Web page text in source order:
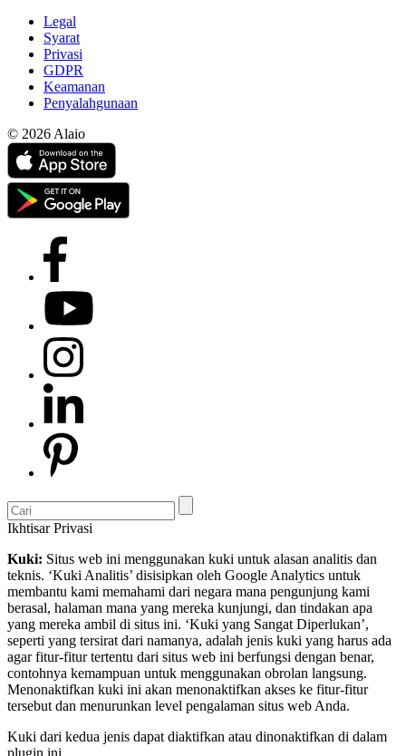
Legal
Syarat
Privasi
GDPR
Keamanan
Penyalahgunaan
© 2026 Alaio
Ikhtisar Privasi
Kuki: Situs web ini menggunakan kuki untuk alasan analitis dan
teknis. ‘Kuki Analitis’ disisipkan oleh Google Analytics untuk
membantu kami memahami dari negara mana pengunjung kami
berasal, halaman mana yang mereka kunjungi, dan tindakan apa
yang mereka ambil di situs ini. ‘Kuki yang Sangat Diperlukan’,
seperti yang tersirat dari namanya, adalah jenis kuki yang harus ada
agar fitur-fitur tertentu dari situs web ini berfungsi dengan benar,
contohnya kemampuan untuk menggunakan obrolan langsung.
Menonaktifkan kuki ini akan menonaktifkan akses ke fitur-fitur
tersebut dan menurunkan level pengalaman situs web Anda.
Kuki dari kedua jenis dapat diaktifkan atau dinonaktifkan di dalam